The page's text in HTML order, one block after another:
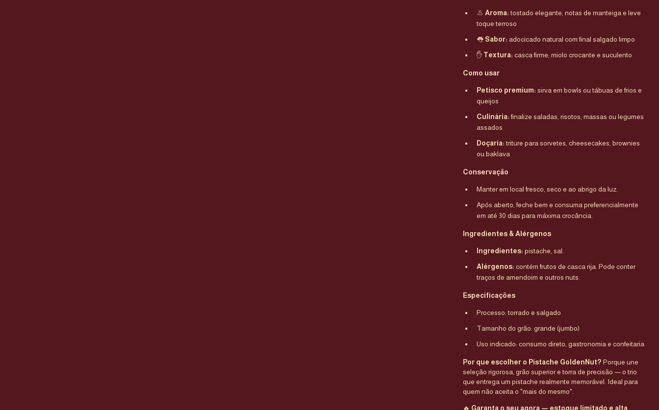
👃 Aroma:tostado elegante, notas de manteiga e leve
toque terroso
👅 Sabor: adocicado natural com final salgado limpo
✋ Textura: casca firme; miolo crocante e suculento
Como usar
Petisco premium: sirva em bowls ou tábuas de frios e
queijos
Culinária:finalize saladas, risotos, massas ou legumes
assados
Doçaria:triture para sorvetes, cheesecakes, brownies
ou baklava
Conservação
Manter em local fresco, seco e ao abrigo da luz.
Após aberto, feche bem e consuma preferencialmente
em até 30 dias para máxima crocância.
Ingredientes & Alérgenos
Ingredientes: pistache, sal.
Alérgenos: contém frutos de casca rija. Pode conter
traços de amendoim e outros nuts.
Especificações
Processo: torrado e salgado
Tamanho do grão: grande (jumbo)
Uso indicado: consumo direto, gastronomia e confeitaria
Por que escolher o Pistache GoldenNut? Porque une
seleção rigorosa, grão superior e torra de precisão — o trio
que entrega um pistache realmente memorável. Ideal para
quem não aceita o "mais do mesmo".
🔥 Garanta o seu agora — estoque limitado e alta